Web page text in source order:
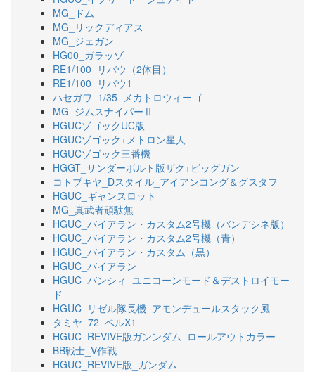
MG_ドム
MG_リックディアス
MG_ジェガン
HG00_ガラッゾ
RE1/100_リバウ（2体目）
RE1/100_リバウ1
ハセガワ_1/35_メカトロウィーゴ
MG_ジムスナイパーⅡ
HGUCゾゴックUC版
HGUCゾゴック+メトロン星人
HGUCゾゴック三番機
HGGT_サンダーボルト版ザク+ビッグガン
コトブキヤ_Dスタイル_アイアンコング＆グスタフ
HGUC_ギャンスロット
MG_真武者頑駄無
HGUC_バイアラン・カスタム2号機（バンデシネ版）
HGUC_バイアラン・カスタム2号機（青）
HGUC_バイアラン・カスタム（黒）
HGUC_バイアラン
HGUC_バンシィ_ユニコーンモード＆デストロイモー
ド
HGUC_リゼル隊長機_アモンデュールスタック風
タミヤ_72_ベルX1
HGUC_REVIVE版ガンンダム_ロールアウトカラー
BB戦士_V作戦
HGUC_REVIVE版_ガンダム